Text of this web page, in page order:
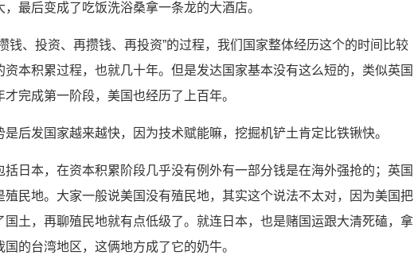
最后变成了吃饭洗浴桑拿一条龙的大酒店。
钱、投资、再攒钱、再投资”的过程，我们国家整体经历这个的时间比较
资本积累过程，也就几十年。但是发达国家基本没有这么短的，类似英国
完成第一阶段，美国也经历了上百年。
是后发国家越来越快，因为技术赋能嘛，挖掘机铲土肯定比铁锹快。
括日本，在资本积累阶段几乎没有例外有一部分钱是在海外强抢的；英国
殖民地。大家一般说美国没有殖民地，其实这个说法不太对，因为美国把
国土，再聊殖民地就有点低级了。就连日本，也是赌国运跟大清死磕，拿
的台湾地区，这俩地方成了它的奶牛。